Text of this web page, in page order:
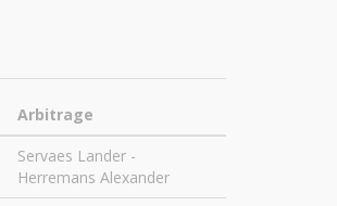
Arbitrage
Servaes Lander -
Herremans Alexander